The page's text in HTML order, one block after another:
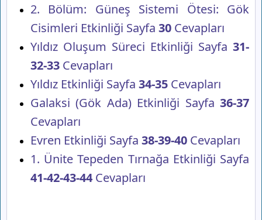
2. Bölüm: Güneş Sistemi Ötesi: Gök
Cisimleri Etkinliği Sayfa 30 Cevapları
Yıldız Oluşum Süreci Etkinliği Sayfa 31-
32-33 Cevapları
Yıldız Etkinliği Sayfa 34-35 Cevapları
Galaksi (Gök Ada) Etkinliği Sayfa 36-37
Cevapları
Evren Etkinliği Sayfa 38-39-40 Cevapları
1. Ünite Tepeden Tırnağa Etkinliği Sayfa
41-42-43-44 Cevapları